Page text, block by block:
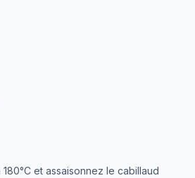
et assaisonnez le cabillaud